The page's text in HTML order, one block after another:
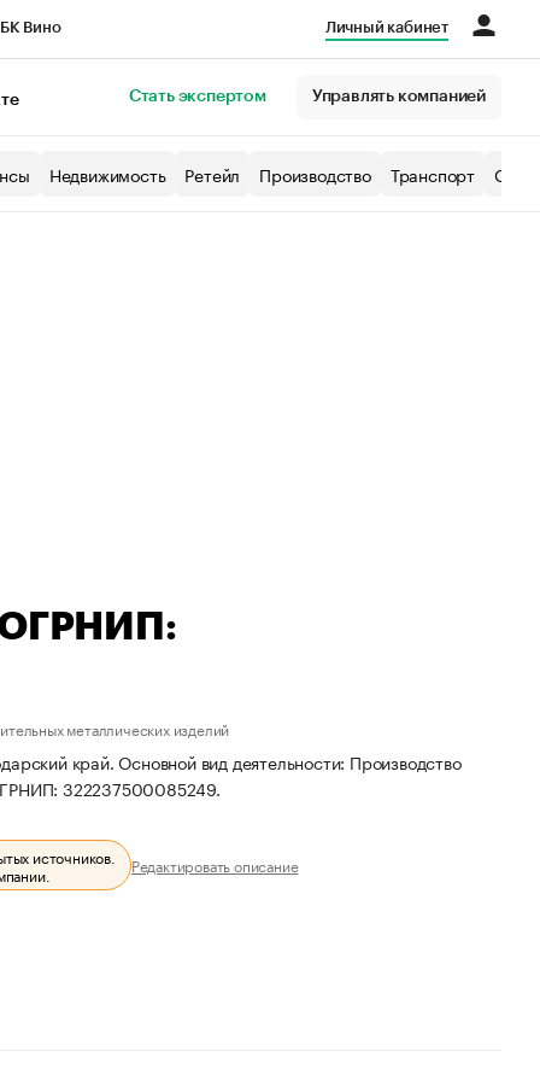
Вино Личный кабинет
Стать экспертом Управлять компанией
Недвижимость Ретейл Производство Транспорт
ОГРНИП:
металлических изделий
край. Основной вид деятельности: Производство
322237500085249.
источников.
Редактировать описание